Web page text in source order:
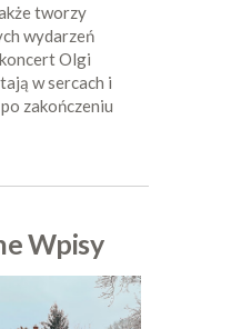
tworzy
wydarzeń
Olgi
w sercach i
zakończeniu
Wpisy